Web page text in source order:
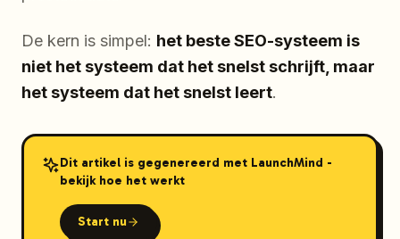
De kern is simpel: het beste SEO-systeem is
niet het systeem dat het snelst schrijft, maar
het systeem dat het snelst leert.
Dit artikel is gegenereerd met LaunchMind -
bekijk hoe het werkt
Start nu